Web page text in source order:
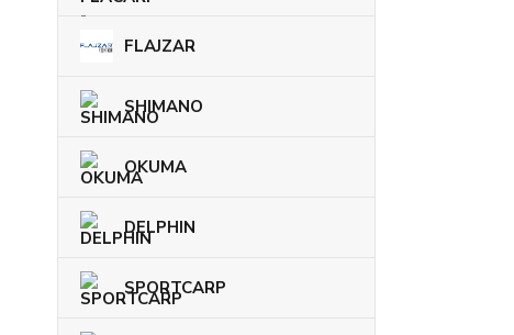
FLAJZAR
SHIMANO
OKUMA
DELPHIN
SPORTCARP